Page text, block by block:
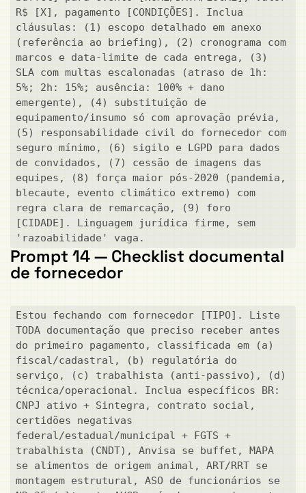
R$ [X], pagamento [CONDIÇÕES]. Inclua
cláusulas: (1) escopo detalhado em anexo
(referência ao briefing), (2) cronograma com
marcos e data-limite de cada entrega, (3)
SLA com multas escalonadas (atraso de 1h:
5%; 2h: 15%; ausência: 100% + dano
emergente), (4) substituição de
equipamento/insumo só com aprovação prévia,
(5) responsabilidade civil do fornecedor com
seguro mínimo, (6) sigilo e LGPD para dados
de convidados, (7) cessão de imagens das
equipes, (8) força maior pós-2020 (pandemia,
blecaute, evento climático extremo) com
regra clara de remarcação, (9) foro
[CIDADE]. Linguagem jurídica firme, sem
'razoabilidade' vaga.
Prompt 14 — Checklist documental
de fornecedor
Estou fechando com fornecedor [TIPO]. Liste
TODA documentação que preciso receber antes
do primeiro pagamento, classificada em (a)
fiscal/cadastral, (b) regulatória do
serviço, (c) trabalhista (anti-passivo), (d)
técnica/operacional. Inclua específicos BR:
CNPJ ativo + Sintegra, contrato social,
certidões negativas
federal/estadual/municipal + FGTS +
trabalhista (CNDT), Anvisa se buffet, MAPA
se alimentos de origem animal, ART/RRT se
montagem estrutural, ASO de funcionários se